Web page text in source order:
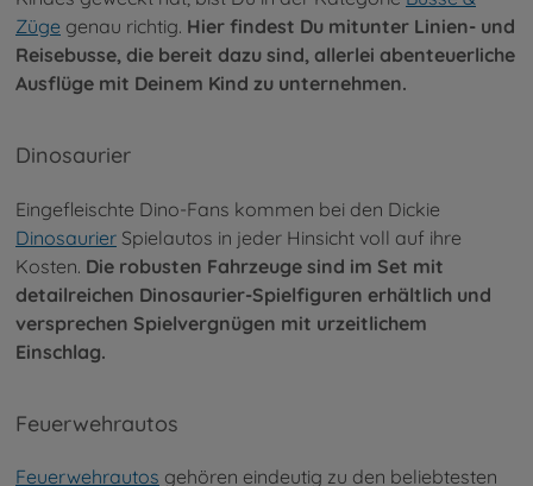
Züge genau richtig. Hier findest Du mitunter Linien- und
Reisebusse, die bereit dazu sind, allerlei abenteuerliche
Ausflüge mit Deinem Kind zu unternehmen.
Dinosaurier
Eingefleischte Dino-Fans kommen bei den Dickie
Dinosaurier Spielautos in jeder Hinsicht voll auf ihre
Kosten. Die robusten Fahrzeuge sind im Set mit
detailreichen Dinosaurier-Spielfiguren erhältlich und
versprechen Spielvergnügen mit urzeitlichem
Einschlag.
Feuerwehrautos
Feuerwehrautos gehören eindeutig zu den beliebtesten